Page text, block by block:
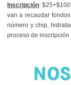
Inscripción:
van a recaudar
número y chip,
proceso de inscripción